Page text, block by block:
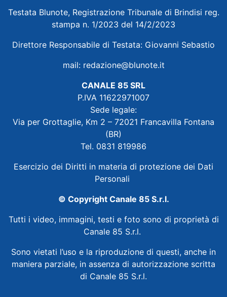
Testata Blunote, Registrazione Tribunale di Brindisi reg.
stampa n. 1/2023 del 14/2/2023
Direttore Responsabile di Testata: Giovanni Sebastio
mail: redazione@blunote.it
CANALE 85 SRL
P.IVA 11622971007
Sede legale:
Via per Grottaglie, Km 2 – 72021 Francavilla Fontana
(BR)
Tel. 0831 819986
Esercizio dei Diritti in materia di protezione dei Dati
Personali
© Copyright Canale 85 S.r.l.
Tutti i video, immagini, testi e foto sono di proprietà di
Canale 85 S.r.l.
Sono vietati l’uso e la riproduzione di questi, anche in
maniera parziale, in assenza di autorizzazione scritta
di Canale 85 S.r.l.